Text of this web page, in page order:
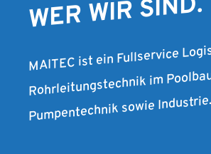
WER WIR SIND.
MAITEC ist ein Fullservice
Rohrleitungstechnik im
Pumpentechnik sowie Industrie.